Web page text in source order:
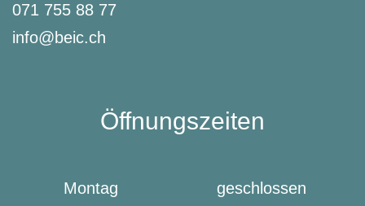
071 755 88 77
info@beic.ch
Öffnungszeiten
Montag
geschlossen